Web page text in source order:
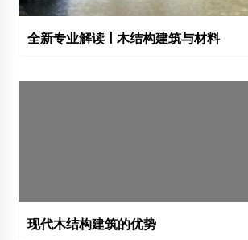
全新专业解读 | 木结构建筑与材料
现代木结构建筑的优势